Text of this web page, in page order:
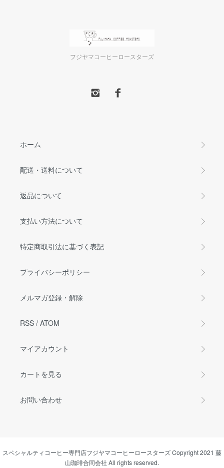
フジヤマコーヒーロースターズ
ホーム
配送・送料について
返品について
支払い方法について
特定商取引法に基づく表記
プライバシーポリシー
メルマガ登録・解除
RSS / ATOM
マイアカウント
カートを見る
お問い合わせ
スペシャルティコーヒー専門店フジヤマコーヒーロースターズ Copyright 2021 藤
山珈琲合同会社 All rights reserved.